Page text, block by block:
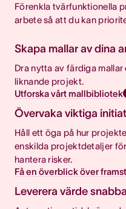
Förenkla tvärfunktionella
arbete så att du kan
Skapa mallar av dina
Dra nytta av färdiga
liknande projekt.
Utforska vårt mallbibliotek
Övervaka viktiga
Håll ett öga på hur
enskilda projektdetaljer
hantera risker.
Få en överblick över
Leverera värde